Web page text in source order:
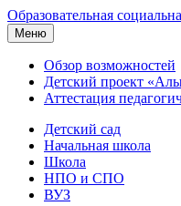
Образовательная
Меню
Обзор возможностей
Детский проект
Аттестация
Детский сад
Начальная школа
Школа
НПО и СПО
ВУЗ